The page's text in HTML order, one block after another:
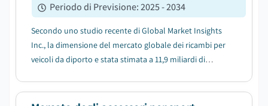
Periodo di Previsione:2025 - 2034
Secondo uno studio recente di Global Market Insights
Inc., la dimensione del mercato globale dei ricambi per
veicoli da diporto e stata stimata a 11,9 miliardi di